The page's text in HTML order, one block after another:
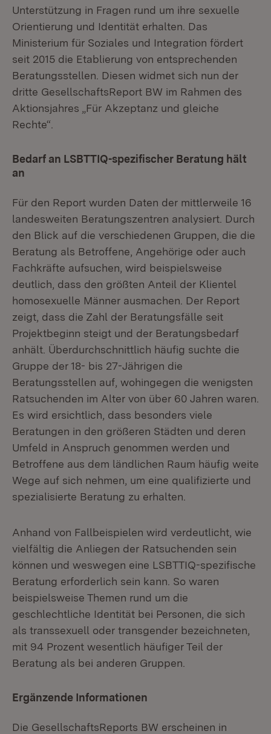
Unterstützung in Fragen rund um ihre sexuelle
Orientierung und Identität erhalten. Das
Ministerium für Soziales und Integration fördert
seit 2015 die Etablierung von entsprechenden
Beratungsstellen. Diesen widmet sich nun der
dritte GesellschaftsReport BW im Rahmen des
Aktionsjahres „Für Akzeptanz und gleiche
Rechte“.
Bedarf an LSBTTIQ-spezifischer Beratung hält
an
Für den Report wurden Daten der mittlerweile 16
landesweiten Beratungszentren analysiert. Durch
den Blick auf die verschiedenen Gruppen, die die
Beratung als Betroffene, Angehörige oder auch
Fachkräfte aufsuchen, wird beispielsweise
deutlich, dass den größten Anteil der Klientel
homosexuelle Männer ausmachen. Der Report
zeigt, dass die Zahl der Beratungsfälle seit
Projektbeginn steigt und der Beratungsbedarf
anhält. Überdurchschnittlich häufig suchte die
Gruppe der 18- bis 27-Jährigen die
Beratungsstellen auf, wohingegen die wenigsten
Ratsuchenden im Alter von über 60 Jahren waren.
Es wird ersichtlich, dass besonders viele
Beratungen in den größeren Städten und deren
Umfeld in Anspruch genommen werden und
Betroffene aus dem ländlichen Raum häufig weite
Wege auf sich nehmen, um eine qualifizierte und
spezialisierte Beratung zu erhalten.
Anhand von Fallbeispielen wird verdeutlicht, wie
vielfältig die Anliegen der Ratsuchenden sein
können und weswegen eine LSBTTIQ-spezifische
Beratung erforderlich sein kann. So waren
beispielsweise Themen rund um die
geschlechtliche Identität bei Personen, die sich
als transsexuell oder transgender bezeichneten,
mit 94 Prozent wesentlich häufiger Teil der
Beratung als bei anderen Gruppen.
Ergänzende Informationen
Die GesellschaftsReports BW erscheinen in